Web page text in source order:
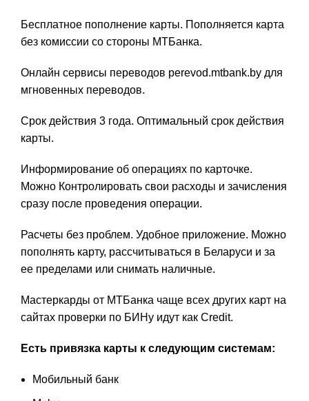
Бесплатное пополнение карты. Пополняется карта
без комиссии со стороны МТБанка.
Онлайн сервисы переводов perevod.mtbank.by для
мгновенных переводов.
Срок действия 3 года. Оптимальный срок действия
карты.
Информирование об операциях по карточке.
Можно Контролировать свои расходы и зачисления
сразу после проведения операции.
Расчеты без проблем. Удобное приложение. Можно
пополнять карту, рассчитываться в Беларуси и за
ее пределами или снимать наличные.
Мастеркарды от МТБанка чаще всех других карт на
сайтах проверки по БИНу идут как Credit.
Есть привязка карты к следующим системам:
Мобильный банк